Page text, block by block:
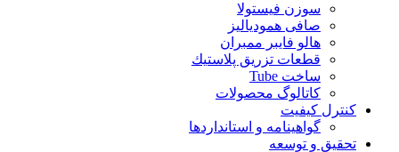
سوزن فیستولا
صافی همودیالیز
هالو فایبر ممبران
قطعات تزريق پلاستيك
ساخت Tube
کاتالوگ محصولات
کنترل کیفیت
گواهينامه و استانداردها
تحقيق و توسعه